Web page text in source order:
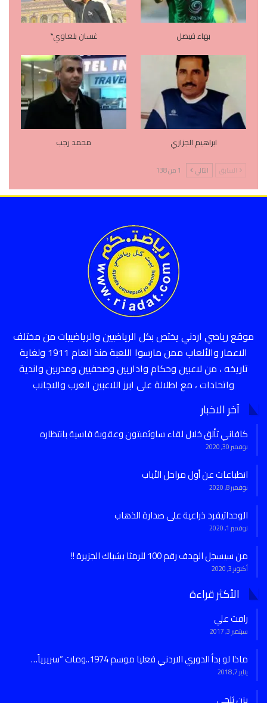
بهاء فيصل غسان بلعاوي*
ابراهيم الجزازي محمد رجب
السابق التالي 1 من 138
موقع رياضي اردني يختص بكل الرياضيين والرياضييات من مختلف
الاعمار والألعاب ممن مارسوا اللعبة منذ العام 1911 ولغاية
تاريخه ، من لاعبين وحكام واداريين وصحفيين ومدربين واندية
واتحادات ، مع اطلالة على ابرز اللاعبين العرب والاجانب
آخر الاخبار
كافاني تألق خلال لقاء ساوثمبتون وعقوبة قاسية بانتظاره
نوفمبر 30, 2020
انطباعات عن أول مراحل الأياب
نوفمبر 8, 2020
الوحداتيفرد ذراعية على صدارة الذهاب
نوفمبر 1, 2020
من سيسجل الهدف رقم 100 للرمثا بشباك الجزيرة !!
أكتوبر 3, 2020
الأكثر قراءة
رافت علي
سبتمبر 3, 2017
ماذا لو بدأ الدوري الاردني فعليا موسم 1974..ومات “سريرياً…
يناير 7, 2018